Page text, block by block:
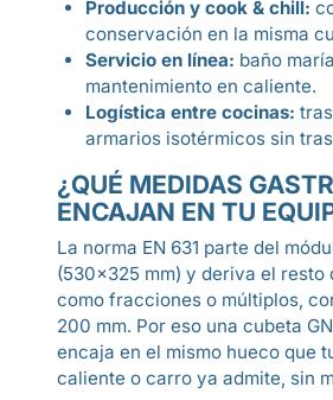
Producción y cook & chill:
conservación en la misma
Servicio en línea: baño
mantenimiento en caliente.
Logística entre cocinas:
armarios isotérmicos sin
¿QUÉ MEDIDAS
ENCAJAN EN TU
La norma EN 631 parte del
(530×325 mm) y deriva el resto
como fracciones o múltiplos,
200 mm. Por eso una cubeta
encaja en el mismo hueco que
caliente o carro ya admite, sin